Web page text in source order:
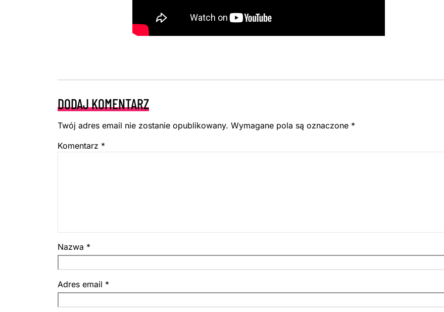
DODAJ KOMENTARZ
Twój adres email nie zostanie opublikowany. Wymagane pola są oznaczone *
Komentarz *
Nazwa *
Adres email *